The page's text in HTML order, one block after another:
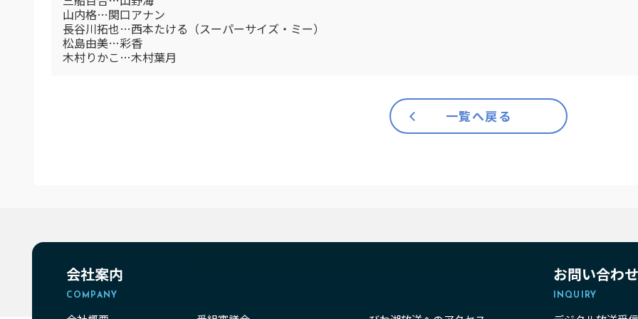
山内格…関口アナン
長谷川拓也…西本たける（スーパーサイズ・ミー）
松島由美…彩香
木村りかこ…木村葉月
一覧へ戻る
会社案内
COMPANY
お問い合わせ
INQUIRY